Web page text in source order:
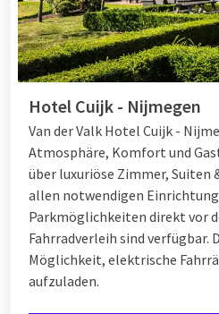
Hotel Cuijk - Nijmegen
Van der Valk Hotel Cuijk -
Atmosphäre, Komfort und
über luxuriöse Zimmer, Suiten
allen notwendigen
Parkmöglichkeiten direkt vor
Fahrradverleih sind verfügbar.
Möglichkeit, elektrische
aufzuladen.